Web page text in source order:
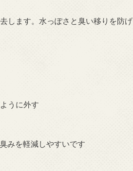
します。水っぽさと臭い移りを防げ
うに外す
みを軽減しやすいです